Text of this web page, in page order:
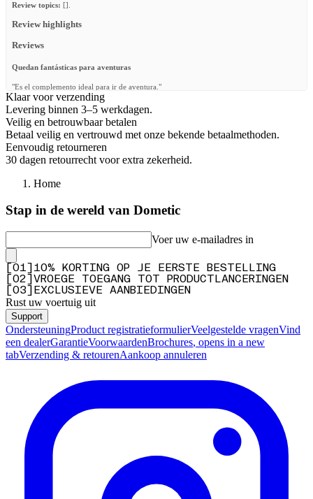
Review topics: [].
Review highlights
Reviews
Quedan fantásticas para aventuras
"Es el complemento ideal para ir de aventura."
Toni C. ( 5/5
Q&A
Klaar voor verzending
Levering binnen 3–5 werkdagen.
Veilig en betrouwbaar betalen
Betaal veilig en vertrouwd met onze bekende betaalmethoden.
Eenvoudig retourneren
30 dagen retourrecht voor extra zekerheid.
Home
Stap in de wereld van Dometic
Voer uw e-mailadres in
01
10% KORTING OP JE EERSTE BESTELLING
02
VROEGE TOEGANG TOT PRODUCTLANCERINGEN
03 EXCLUSIEVE AANBIEDINGEN
Rust uw voertuig uit
Support
OndersteuningProduct registratieformulierVeelgestelde vragenVind
een dealerGarantieVoorwaardenBrochures, opens in a new
tabVerzending & retourenAankoop annuleren